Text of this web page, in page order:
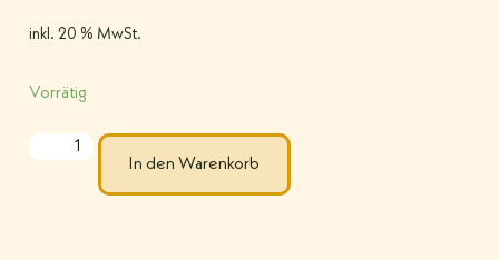
inkl. 20 % MwSt.
Vorrätig
In den Warenkorb